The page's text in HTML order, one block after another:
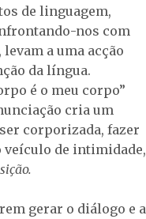
de linguagem,
nos com
a uma acção
da língua.
é o meu corpo”
cria um
corporizada, fazer
veículo de intimidade,
gerar o diálogo e a